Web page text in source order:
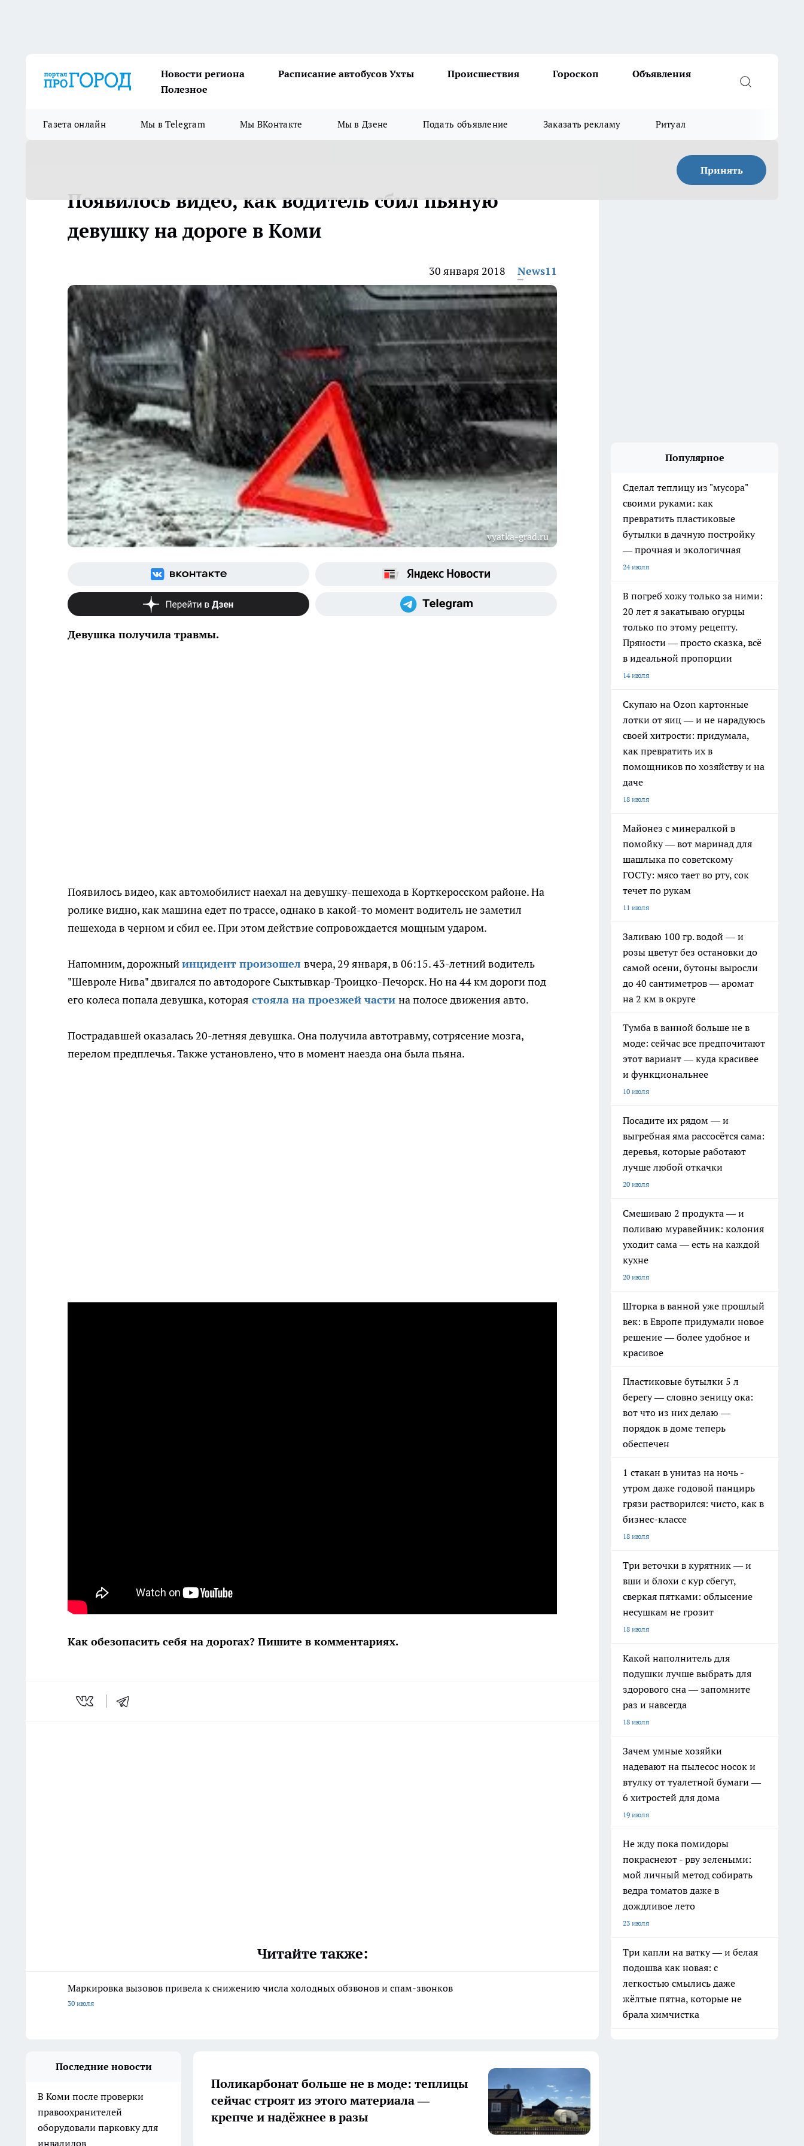
Новости региона Расписание автобусов Ухты Происшествия Гороскоп
Объявления
Полезное
Газета онлайн Мы в Telegram Мы ВКонтакте Мы в Дзене Подать объявление Заказать рекламу Ритуал
Принять
Появилось видео, как водитель сбил пьяную
девушку на дороге в Коми
30 января 2018 News11
vyatka-grad.ru
Девушка получила травмы.
Появилось видео, как автомобилист наехал на девушку-пешехода в Корткеросском районе. На
ролике видно, как машина едет по трассе, однако в какой-то момент водитель не заметил
пешехода в черном и сбил ее. При этом действие сопровождается мощным ударом.
Напомним, дорожныйинцидент произошел вчера, 29 января, в 06:15. 43-летний водитель
"Шевроле Нива" двигался по автодороге Сыктывкар-Троицко-Печорск. Но на 44 км дороги под
его колеса попала девушка, которая стояла на проезжей части на полосе движения авто.
Пострадавшей оказалась 20-летняя девушка. Она получила автотравму, сотрясение мозга,
перелом предплечья. Также установлено, что в момент наезда она была пьяна.
Видео с сайта "Комиинформ"
Как обезопасить себя на дорогах? Пишите в комментариях.
Читайте также:
Маркировка вызовов привела к снижению числа холодных обзвонов и спам-звонков
30 июля
Популярное
Сделал теплицу из "мусора"
своими руками: как
превратить пластиковые
бутылки в дачную постройку
— прочная и экологичная
24 июля
В погреб хожу только за ними:
20 лет я закатываю огурцы
только по этому рецепту.
Пряности — просто сказка, всё
в идеальной пропорции
14 июля
Скупаю на Ozon картонные
лотки от яиц — и не нарадуюсь
своей хитрости: придумала,
как превратить их в
помощников по хозяйству и на
даче
18 июля
Майонез с минералкой в
помойку — вот маринад для
шашлыка по советскому
ГОСТу: мясо тает во рту, сок
течет по рукам
11 июля
Заливаю 100 гр. водой — и
розы цветут без остановки до
самой осени, бутоны выросли
до 40 сантиметров — аромат
на 2 км в округе
Тумба в ванной больше не в
моде: сейчас все предпочитают
этот вариант — куда красивее
и функциональнее
10 июля
Посадите их рядом — и
выгребная яма рассосётся сама:
деревья, которые работают
лучше любой откачки
20 июля
Смешиваю 2 продукта — и
поливаю муравейник: колония
уходит сама — есть на каждой
кухне
20 июля
Шторка в ванной уже прошлый
век: в Европе придумали новое
решение — более удобное и
красивое
Пластиковые бутылки 5 л
берегу — словно зеницу ока:
вот что из них делаю —
порядок в доме теперь
обеспечен
1 стакан в унитаз на ночь -
утром даже годовой панцирь
грязи растворился: чисто, как в
бизнес-классе
18 июля
Три веточки в курятник — и
вши и блохи с кур сбегут,
сверкая пятками: облысение
несушкам не грозит
18 июля
Какой наполнитель для
подушки лучше выбрать для
здорового сна — запомните
раз и навсегда
18 июля
Зачем умные хозяйки
надевают на пылесос носок и
втулку от туалетной бумаги —
6 хитростей для дома
19 июля
Не жду пока помидоры
покраснеют - рву зелеными:
мой личный метод собирать
ведра томатов даже в
дождливое лето
23 июля
Три капли на ватку — и белая
подошва как новая: с
легкостью смылись даже
жёлтые пятна, которые не
брала химчистка
Последние новости
В Коми после проверки
правоохранителей
оборудовали парковку для
инвалидов
Поликарбонат больше не в моде: теплицы
сейчас строят из этого материала —
крепче и надёжнее в разы